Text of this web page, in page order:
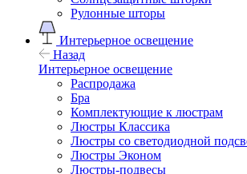
Рулонные шторы
Интерьерное освещение
Назад
Интерьерное освещение
Распродажа
Бра
Комплектующие к люстрам
Люстры Классика
Люстры со светодиодной
Люстры Эконом
Люстры-подвесы